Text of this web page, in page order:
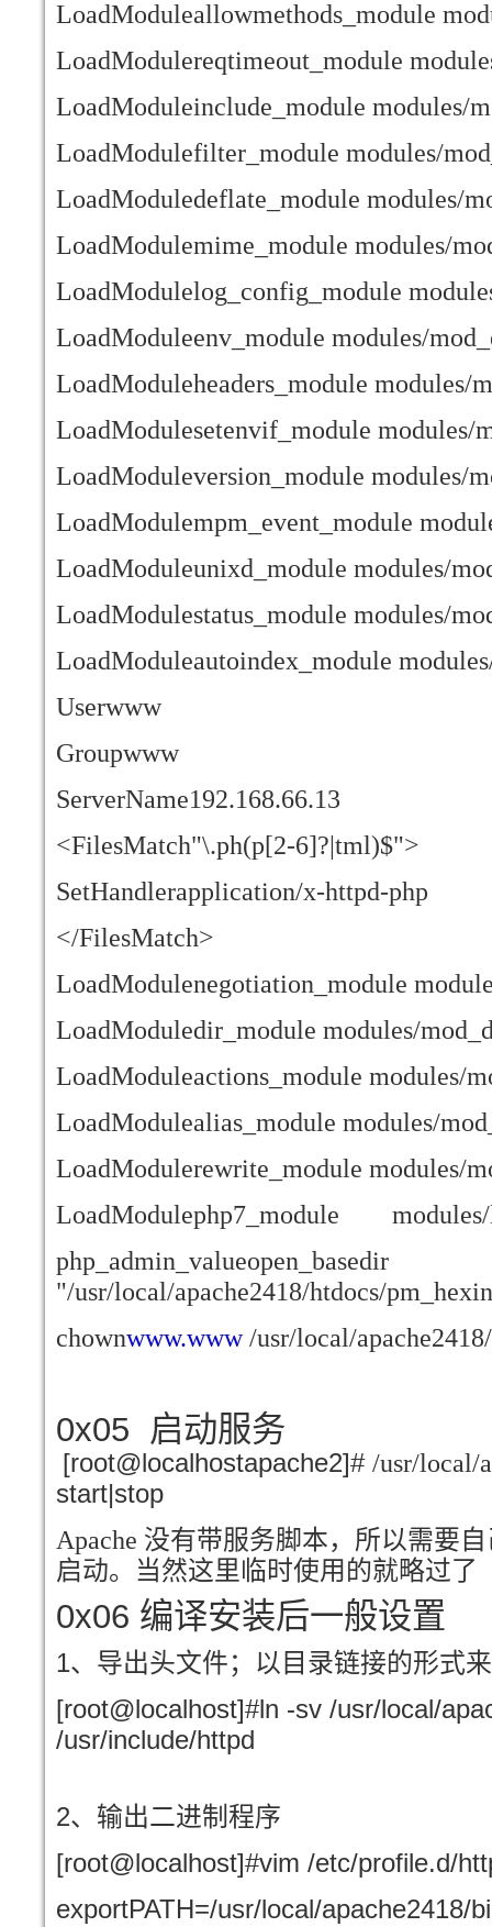
LoadModuleallowmethods_module
LoadModulereqtimeout_module
LoadModuleinclude_module modules/
LoadModulefilter_module modules/
LoadModuledeflate_module modules/
LoadModulemime_module modules/
LoadModulelog_config_module
LoadModuleenv_module modules/
LoadModuleheaders_module modules/
LoadModulesetenvif_module modules/
LoadModuleversion_module modules/
LoadModulempm_event_module
LoadModuleunixd_module modules/
LoadModulestatus_module modules/
LoadModuleautoindex_module
Userwww
Groupwww
ServerName192.168.66.13
<FilesMatch"\.ph(p[2-6]?|tml)$">
SetHandlerapplication/x-httpd-php
</FilesMatch>
LoadModulenegotiation_module
LoadModuledir_module modules/
LoadModuleactions_module modules/
LoadModulealias_module modules/
LoadModulerewrite_module modules/
LoadModulephp7_module modules/
php_admin_valueopen_basedir
"/usr/local/apache2418/htdocs/
chownwww.www/usr/local/
0x05 启动服务
[root@localhostapache2]# /usr/local/
start|stop
Apache 没有带服务脚本，所以需要
启动。当然这里临时使用的就略过了
0x06 编译安装后一般设置
1、导出头文件；以目录链接的形式
[root@localhost]#ln -sv /usr/local/
/usr/include/httpd
2、输出二进制程序
[root@localhost]#vim /etc/profile.d/
exportPATH=/usr/local/apache2418/